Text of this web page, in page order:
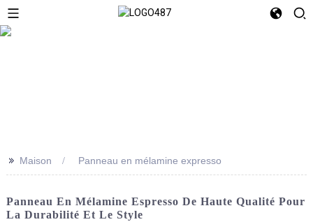
>> Maison Panneau en mélamine expresso
Panneau En Mélamine Espresso De Haute Qualité Pour
La Durabilité Et Le Style